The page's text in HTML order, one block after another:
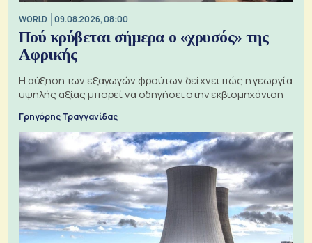
WORLD 09.08.2026, 08:00
Πού κρύβεται σήμερα ο «χρυσός» της
Αφρικής
Η αύξηση των εξαγωγών φρούτων δείχνει πώς η γεωργία
υψηλής αξίας μπορεί να οδηγήσει στην εκβιομηχάνιση
Γρηγόρης Τραγγανίδας